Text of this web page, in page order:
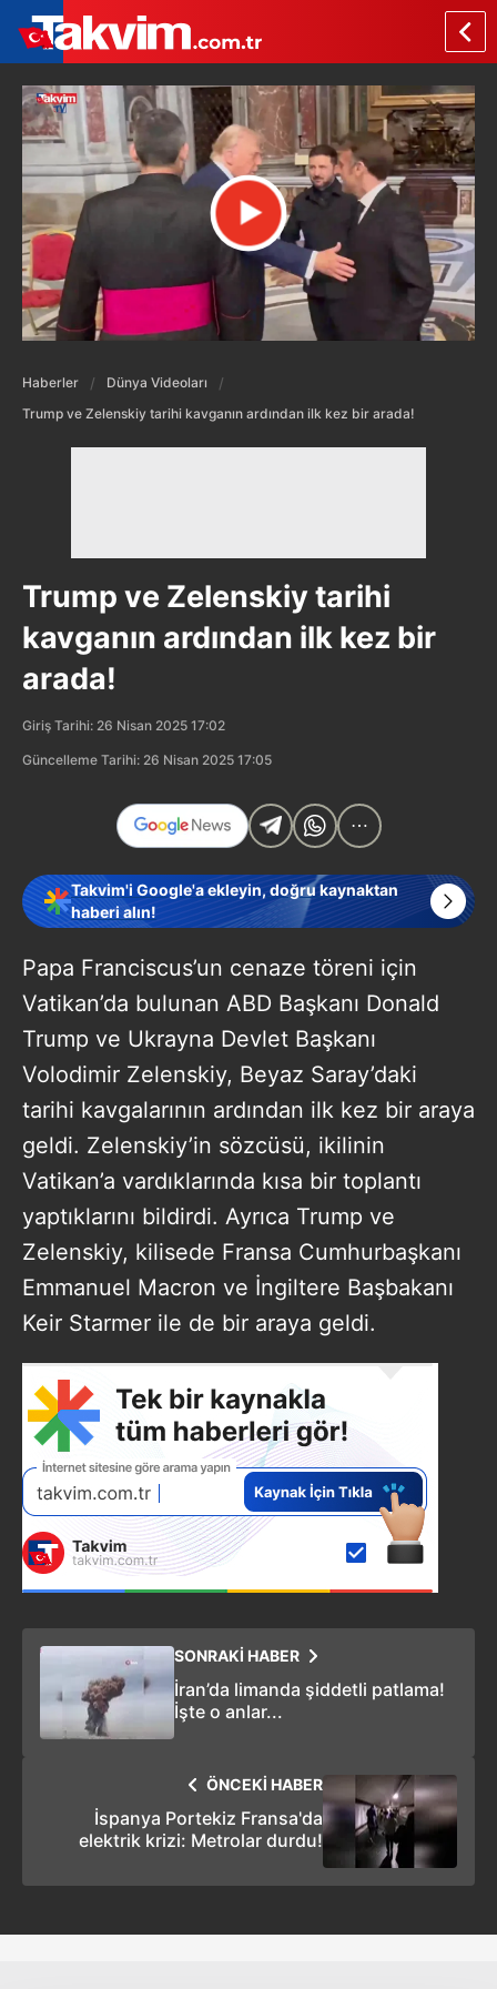
Haberler
Dünya Videoları
Trump ve Zelenskiy tarihi kavganın ardından ilk kez bir arada!
Trump ve Zelenskiy tarihi
kavganın ardından ilk kez bir
arada!
Giriş Tarihi: 26 Nisan 2025 17:02
Güncelleme Tarihi: 26 Nisan 2025 17:05
Takvim'i Google'a ekleyin, doğru kaynaktan
haberi alın!
Papa Franciscus’un cenaze töreni için
Vatikan’da bulunan ABD Başkanı Donald
Trump ve Ukrayna Devlet Başkanı
Volodimir Zelenskiy, Beyaz Saray’daki
tarihi kavgalarının ardından ilk kez bir araya
geldi. Zelenskiy’in sözcüsü, ikilinin
Vatikan’a vardıklarında kısa bir toplantı
yaptıklarını bildirdi. Ayrıca Trump ve
Zelenskiy, kilisede Fransa Cumhurbaşkanı
Emmanuel Macron ve İngiltere Başbakanı
Keir Starmer ile de bir araya geldi.
SONRAKİ HABER
İran’da limanda şiddetli patlama!
İşte o anlar...
ÖNCEKİ HABER
İspanya Portekiz Fransa'da
elektrik krizi: Metrolar durdu!